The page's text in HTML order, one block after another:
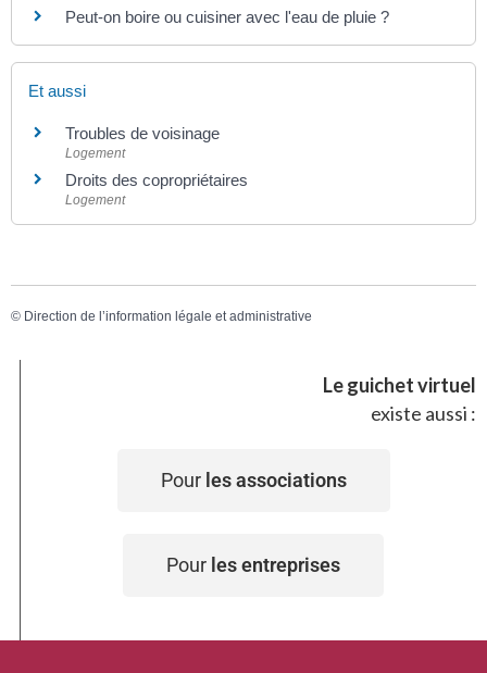
Peut-on boire ou cuisiner avec l'eau de pluie ?
Et aussi
Troubles de voisinage
Logement
Droits des copropriétaires
Logement
© Direction de l’information légale et administrative
Le guichet virtuel
existe aussi :
Pour les associations
Pour les entreprises